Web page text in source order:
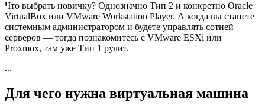
Что выбрать новичку? Однозначно Тип 2 и конкретно Oracle
VirtualBox или VMware Workstation Player. А когда вы станете
системным администратором и будете управлять сотней
серверов — тогда познакомитесь с VMware ESXi или
Proxmox, там уже Тип 1 рулит.
...
Для чего нужна виртуальная машина